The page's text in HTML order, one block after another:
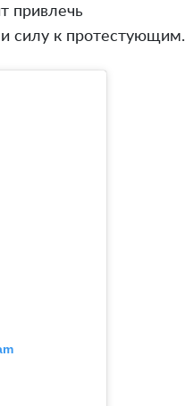
привлечь
силу к протестующим.